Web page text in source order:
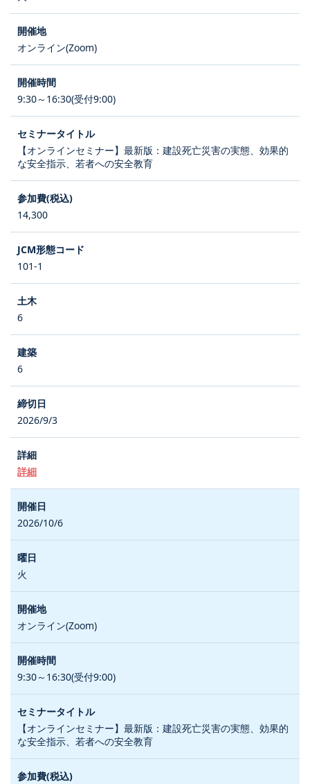
オンライン(Zoom)
9:30～16:30(受付9:00)
【オンラインセミナー】最新版：建設死亡災害の実態、効果的
な安全指示、若者への安全教育
14,300
101-1
6
6
2026/9/3
詳細
2026/10/6
火
オンライン(Zoom)
9:30～16:30(受付9:00)
【オンラインセミナー】最新版：建設死亡災害の実態、効果的
な安全指示、若者への安全教育